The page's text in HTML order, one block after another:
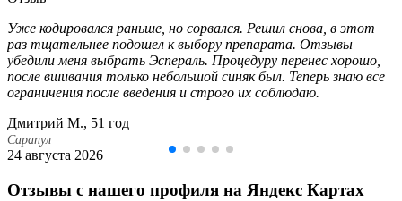
Уже кодировался раньше, но сорвался. Решил снова, в этот
раз тщательнее подошел к выбору препарата. Отзывы
убедили меня выбрать Эспераль. Процедуру перенес хорошо,
после вшивания только небольшой синяк был. Теперь знаю все
ограничения после введения и строго их соблюдаю.
Дмитрий М., 51 год
Сарапул
24 августа 2026
Отзывы с нашего профиля на Яндекс Картах